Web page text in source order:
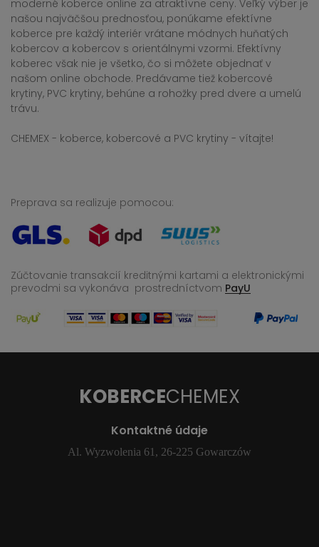
moderné koberce online za atraktívne ceny. Veľký výber je
našou najväčšou prednosťou, ponúkame efektívne
koberce pre každý interiér vrátane módnych huňatých
kobercov a kobercov s orientálnymi vzormi. Efektívny
koberec však nie je všetko, čo si môžete objednať v
našom online obchode. Predávame tiež kobercové
krytiny, PVC krytiny, behúne a rohožky pred dvere a umelú
trávu.
CHEMEX - koberce, kobercové a PVC krytiny - vítajte!
Preprava sa realizuje pomocou:
Zúčtovanie transakcií kreditnými kartami a elektronickými
prevodmi sa vykonáva prostredníctvom PayU
KOBERCECHEMEX
Kontaktné údaje
Al. Wyzwolenia 61, 26-225 Gowarczów